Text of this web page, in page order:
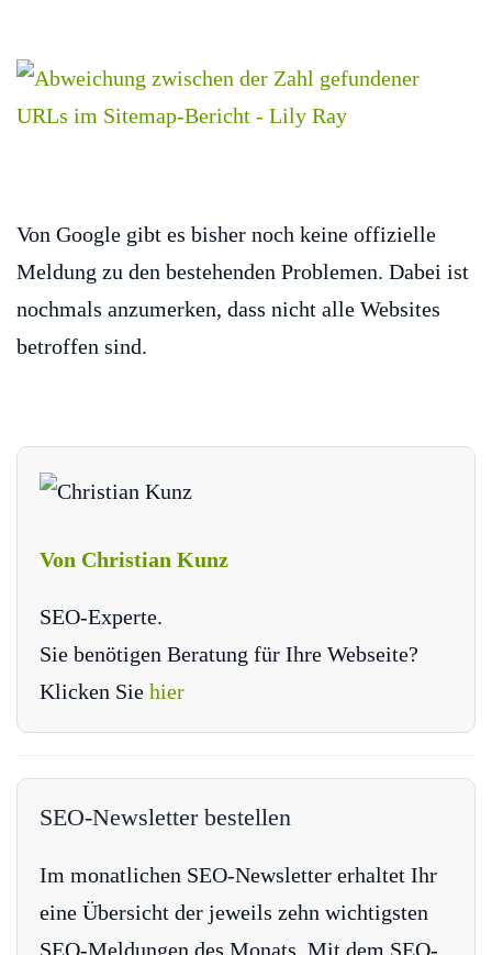
Von Google gibt es bisher noch keine offizielle
Meldung zu den bestehenden Problemen. Dabei ist
nochmals anzumerken, dass nicht alle Websites
betroffen sind.
Von Christian Kunz
SEO-Experte.
Sie benötigen Beratung für Ihre Webseite?
Klicken Sie hier
SEO-Newsletter bestellen
Im monatlichen SEO-Newsletter erhaltet Ihr
eine Übersicht der jeweils zehn wichtigsten
SEO-Meldungen des Monats. Mit dem SEO-